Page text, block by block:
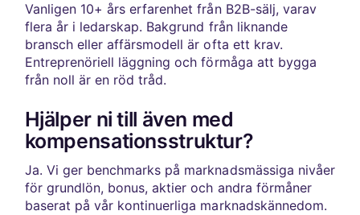
Vanligen 10+ års erfarenhet från B2B-sälj, varav
flera år i ledarskap. Bakgrund från liknande
bransch eller affärsmodell är ofta ett krav.
Entreprenöriell läggning och förmåga att bygga
från noll är en röd tråd.
Hjälper ni till även med
kompensationsstruktur?
Ja. Vi ger benchmarks på marknadsmässiga nivåer
för grundlön, bonus, aktier och andra förmåner
baserat på vår kontinuerliga marknadskännedom.